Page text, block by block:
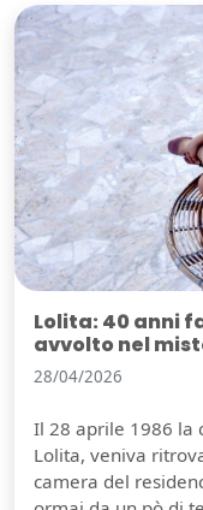
Lolita: 40 anni
avvolto nel
28/04/2026
Il 28 aprile 1986 la
Lolita, veniva
camera del